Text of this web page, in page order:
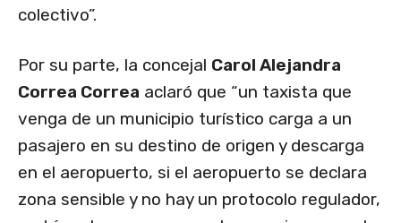
colectivo”.
Por su parte, la concejal Carol Alejandra
Correa Correa aclaró que “un taxista que
venga de un municipio turístico carga a un
pasajero en su destino de origen y descarga
en el aeropuerto, si el aeropuerto se declara
zona sensible y no hay un protocolo regulador,